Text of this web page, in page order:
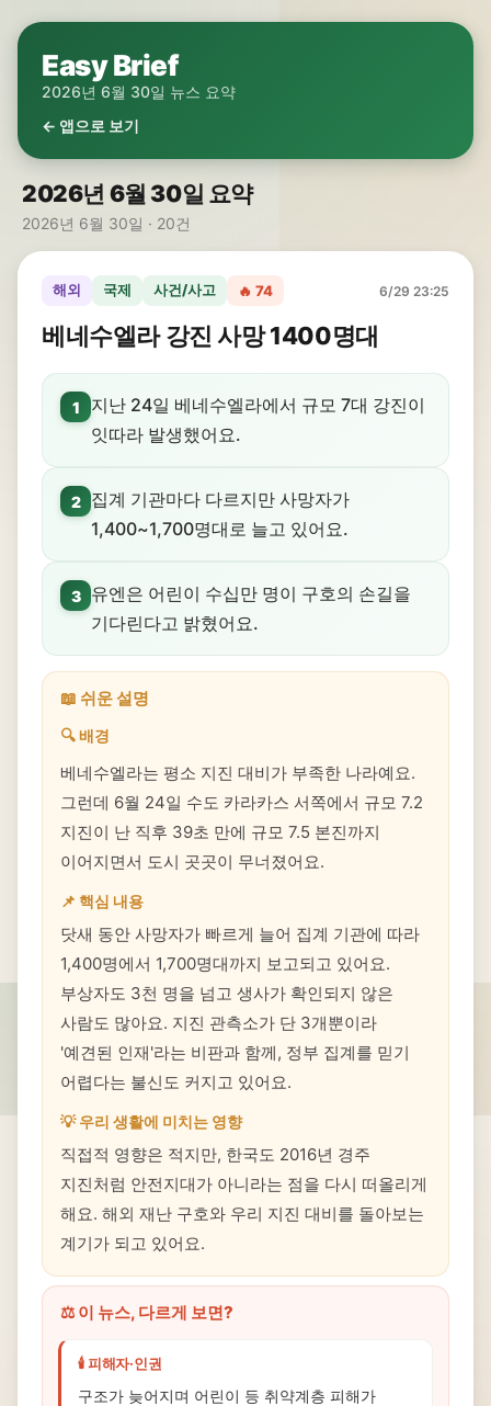
Easy Brief
2026년 6월 30일 뉴스 요약
← 앱으로 보기
2026년 6월 30일 요약
2026년 6월 30일 · 20건
해외 국제 사건/사고 🔥 74 6/29 23:25
베네수엘라 강진 사망 1400명대
1
지난 24일 베네수엘라에서 규모 7대 강진이
잇따라 발생했어요.
2
집계 기관마다 다르지만 사망자가
1,400~1,700명대로 늘고 있어요.
3
유엔은 어린이 수십만 명이 구호의 손길을
기다린다고 밝혔어요.
📖 쉬운 설명
🔍 배경
베네수엘라는 평소 지진 대비가 부족한 나라예요.
그런데 6월 24일 수도 카라카스 서쪽에서 규모 7.2
지진이 난 직후 39초 만에 규모 7.5 본진까지
이어지면서 도시 곳곳이 무너졌어요.
📌 핵심 내용
닷새 동안 사망자가 빠르게 늘어 집계 기관에 따라
1,400명에서 1,700명대까지 보고되고 있어요.
부상자도 3천 명을 넘고 생사가 확인되지 않은
사람도 많아요. 지진 관측소가 단 3개뿐이라
'예견된 인재'라는 비판과 함께, 정부 집계를 믿기
어렵다는 불신도 커지고 있어요.
💡 우리 생활에 미치는 영향
직접적 영향은 적지만, 한국도 2016년 경주
지진처럼 안전지대가 아니라는 점을 다시 떠올리게
해요. 해외 재난 구호와 우리 지진 대비를 돌아보는
계기가 되고 있어요.
⚖️ 이 뉴스, 다르게 보면?
🕯️ 피해자·인권
구조가 늦어지며 어린이 등 취약계층 피해가